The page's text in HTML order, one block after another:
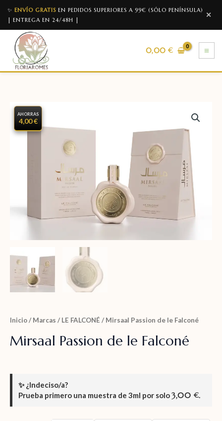
✨ ENVÍO GRATIS EN PEDIDOS SUPERIORES A 99€ (SÓLO PENÍNSULA)
| ENTREGA EN 24/48H |
✕
0,00€
AHORRAS
4,00 €
Inicio/ Marcas / LE FALCONÉ / Mirsaal Passion de le Falconé
Mirsaal Passion de le Falconé
✨¿Indeciso/a?
Prueba primero una muestra de 3ml por solo3,00 €.